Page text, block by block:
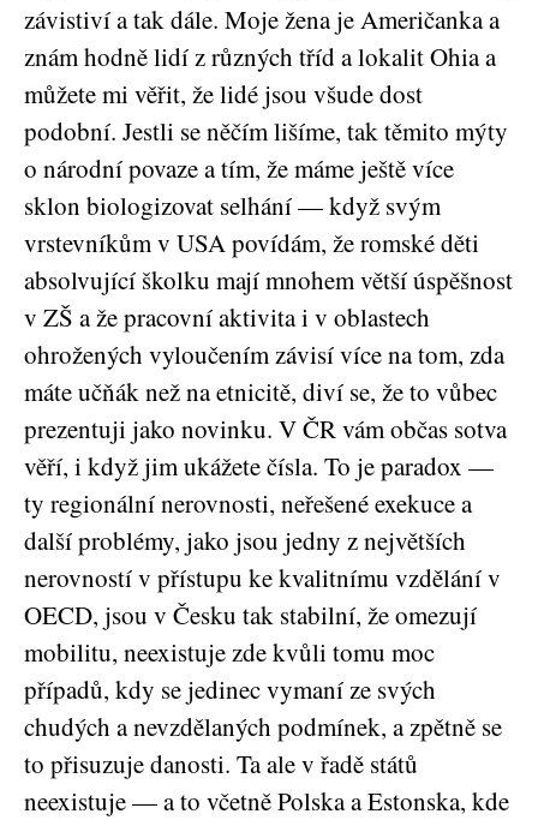
závistiví a tak dále. Moje žena je Američanka a
znám hodně lidí z různých tříd a lokalit Ohia a
můžete mi věřit, že lidé jsou všude dost
podobní. Jestli se něčím lišíme, tak těmito mýty
o národní povaze a tím, že máme ještě více
sklon biologizovat selhání — když svým
vrstevníkům v USA povídám, že romské děti
absolvující školku mají mnohem větší úspěšnost
v ZŠ a že pracovní aktivita i v oblastech
ohrožených vyloučením závisí více na tom, zda
máte učňák než na etnicitě, diví se, že to vůbec
prezentuji jako novinku. V ČR vám občas sotva
věří, i když jim ukážete čísla. To je paradox —
ty regionální nerovnosti, neřešené exekuce a
další problémy, jako jsou jedny z největších
nerovností v přístupu ke kvalitnímu vzdělání v
OECD, jsou v Česku tak stabilní, že omezují
mobilitu, neexistuje zde kvůli tomu moc
případů, kdy se jedinec vymaní ze svých
chudých a nevzdělaných podmínek, a zpětně se
to přisuzuje danosti. Ta ale v řadě států
neexistuje — a to včetně Polska a Estonska, kde